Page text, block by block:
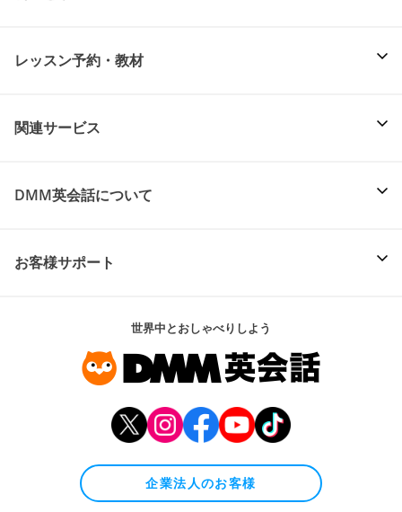
レッスン予約・教材
関連サービス
DMM英会話について
お客様サポート
世界中とおしゃべりしよう
企業法人のお客様